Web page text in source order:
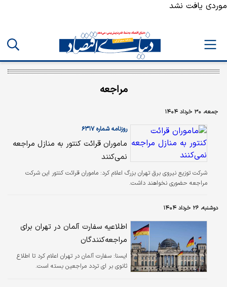
موردی یافت نشد
مراجعه
جمعه، ۳۰ خرداد ۱۴۰۴
روزنامه شماره ۶۳۱۷
ماموران قرائت کنتور به منازل مراجعه
نمی‌کنند
شرکت توزیع نیروی برق تهران بزرگ اعلام کرد: ماموران قرائت کنتور این شرکت
مراجعه حضوری نخواهند داشت.
دوشنبه، ۲۶ خرداد ۱۴۰۴
اطلاعیه سفارت آلمان در تهران برای
مراجعه‌کنندگان
ايسنا: سفارت آلمان در تهران اعلام کرد تا اطلاع
ثانوی بر ای تردد مراجعین بسته است.